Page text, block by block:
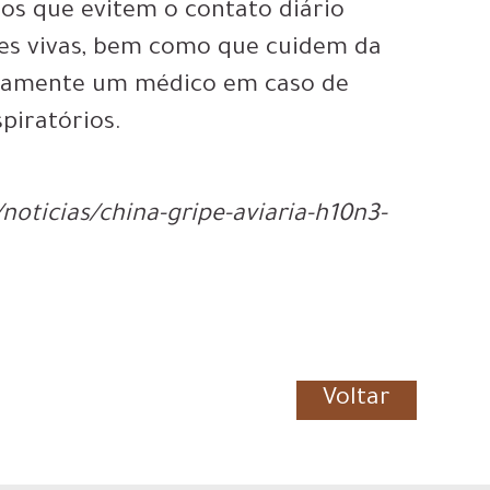
que evitem o contato diário
vivas, bem como que cuidem da
um médico em caso de
china-gripe-aviaria-h10n3-
Voltar